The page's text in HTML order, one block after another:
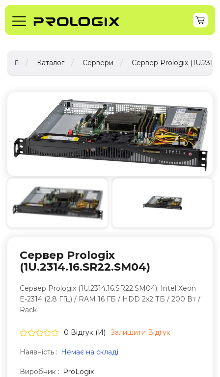
Каталог Сервери Сервер Prologix
Сервер Prologix
(1U.2314.16.SR22.SM04)
Сервер Prologix (1U.2314.16.SR22.SM04); Intel Xeon
E-2314 (2.8 ГГц) / RAM 16 ГБ / HDD 2х2 ТБ / 200 Вт /
Rack
0 Відгук (и) Залишити Вiдгук
Наявність : Немає на складі
Виробник : ProLogix